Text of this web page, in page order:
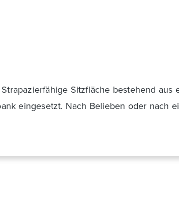
Sitzfläche bestehend
eingesetzt. Nach Belieben oder nach